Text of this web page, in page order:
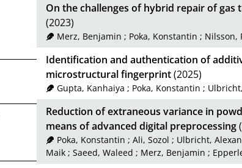
On the challenges of hybrid repair of
(2023)
Merz, Benjamin ; Poka, Konstantin ; Nilsson,
Identification and authentication of
microstructural fingerprint(2025)
Gupta, Kanhaiya ; Poka, Konstantin ;
Reduction of extraneous variance in
means of advanced digital preprocessing
Poka, Konstantin ;Ali, Sozol ; Ulbricht,
Maik; Saeed, Waleed ; Merz, Benjamin ;